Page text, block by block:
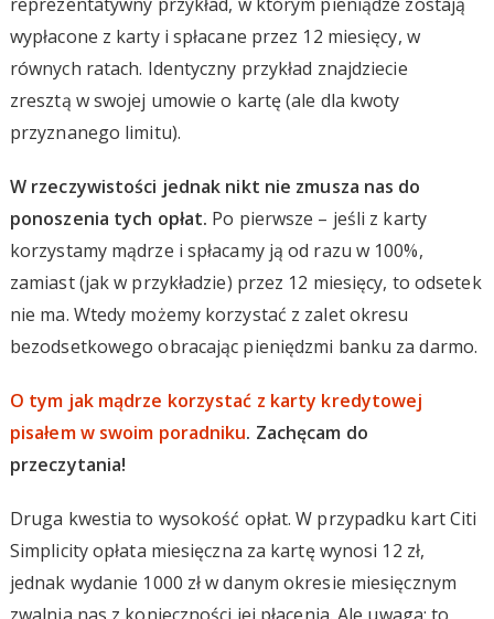
wypłacone z karty i spłacane przez 12 miesięcy, w
równych ratach. Identyczny przykład znajdziecie
zresztą w swojej umowie o kartę (ale dla kwoty
przyznanego limitu).
W rzeczywistości jednak nikt nie zmusza nas do
ponoszenia tych opłat. Po pierwsze – jeśli z karty
korzystamy mądrze i spłacamy ją od razu w 100%,
zamiast (jak w przykładzie) przez 12 miesięcy, to odsetek
nie ma. Wtedy możemy korzystać z zalet okresu
bezodsetkowego obracając pieniędzmi banku za darmo.
O tym jak mądrze korzystać z karty kredytowej
pisałem w swoim poradniku. Zachęcam do
przeczytania!
Druga kwestia to wysokość opłat. W przypadku kart Citi
Simplicity opłata miesięczna za kartę wynosi 12 zł,
jednak wydanie 1000 zł w danym okresie miesięcznym